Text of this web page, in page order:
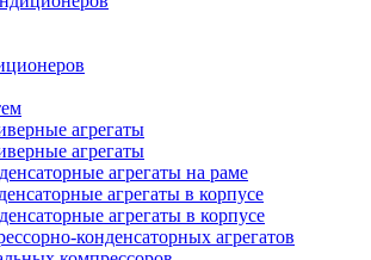
агрегаты
агрегаты
агрегаты на раме
агрегаты в корпусе
агрегаты в корпусе
конденсаторных агрегатов